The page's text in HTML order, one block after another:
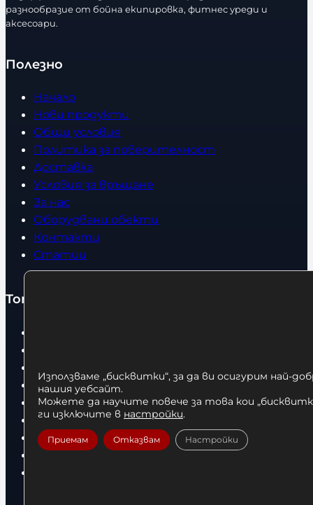
т
в
разнообразие от бойна екипировка, фитнес уреди и
аксесоари.
Полезно
Начало
Нови продукти
Общи условия
Политика за поверителност
Доставка
Условия за връщане
За нас
Оборудвани обекти
Контакти
Статии
Топ категории
Дрехи
Детски дрехи
Суичъри
Фитнес оборудване и аксесоари
Бягащи пътеки
Използваме „бисквитки“, за да ви осигурим най-
нашия уебсайт.
Можете да научите повече за това кои
ги изключите в настройки.
Приемам Отказвам Настройки